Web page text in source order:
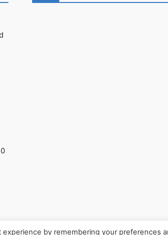
by remembering your preferences